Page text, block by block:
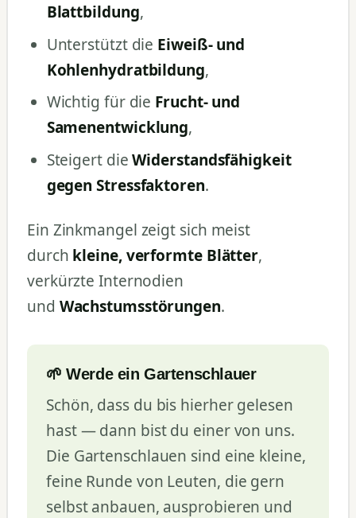
Blattbildung,
Unterstützt die Eiweiß- und
Kohlenhydratbildung,
Wichtig für die Frucht- und
Samenentwicklung,
Steigert dieWiderstandsfähigkeit
gegen Stressfaktoren.
Ein Zinkmangel zeigt sich meist
durch kleine, verformte Blätter,
verkürzte Internodien
und Wachstumsstörungen.
🌱 Werde ein Gartenschlauer
Schön, dass du bis hierher gelesen
hast — dann bist du einer von uns.
Die Gartenschlauen sind eine kleine,
feine Runde von Leuten, die gern
selbst anbauen, ausprobieren und